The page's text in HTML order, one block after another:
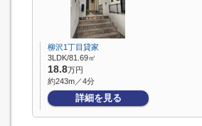
柳沢1丁目貸家
3LDK/81.69㎡
18.8万円
約243m／4分
詳細を見る